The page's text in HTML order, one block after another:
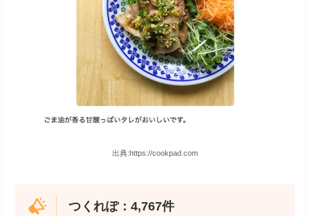
出典:https://cookpad.com
つくれぽ：4,767件